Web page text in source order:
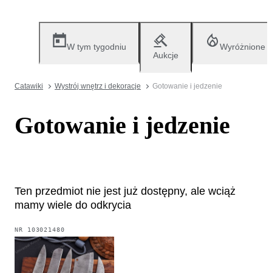
W tym tygodniu
Aukcje
Wyróżnione
Catawiki Wystrój wnętrz i dekoracje Gotowanie i jedzenie
Gotowanie i jedzenie
Ten przedmiot nie jest już dostępny, ale wciąż
mamy wiele do odkrycia
NR 103021480